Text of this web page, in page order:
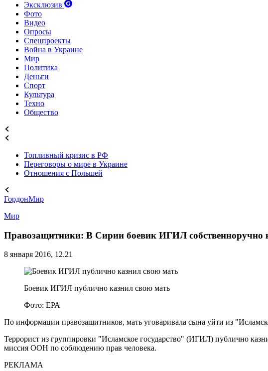
Эксклюзив
Фото
Видео
Опросы
Спецпроекты
Война в Украине
Мир
Политика
Деньги
Спорт
Культура
Техно
Общество
Топливный кризис в РФ
Переговоры о мире в Украине
Отношения с Польшей
ГордонМир
Мир
Правозащитники: В Сирии боевик ИГИЛ собственноручно
8 января 2016, 12.21
Боевик ИГИЛ публично казнил свою мать
Фото: ЕРА
По информации правозащитников, мать уговаривала сына уйти из
Террорист из группировки "Исламское государство" (ИГИЛ) публично
миссия ООН по соблюдению прав человека.
РЕКЛАМА